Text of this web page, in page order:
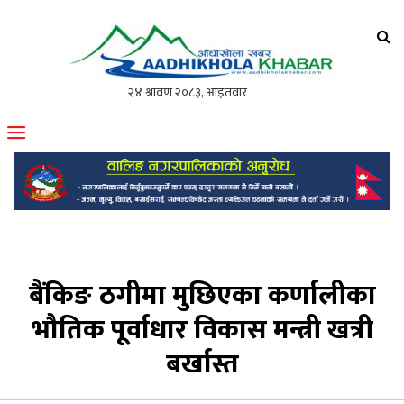
मोफसलकै लोकप्रिय अनलाइन पत्रिका
बैंकिङ ठगीमा मुछिएका कर्णालीका
भौतिक पूर्वाधार विकास मन्त्री खत्री
बर्खास्त